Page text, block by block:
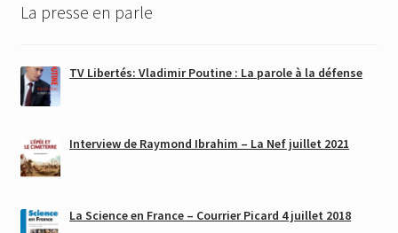
La presse en parle
TV Libertés: Vladimir Poutine : La parole à la défense
Interview de Raymond Ibrahim – La Nef juillet 2021
La Science en France – Courrier Picard 4 juillet 2018